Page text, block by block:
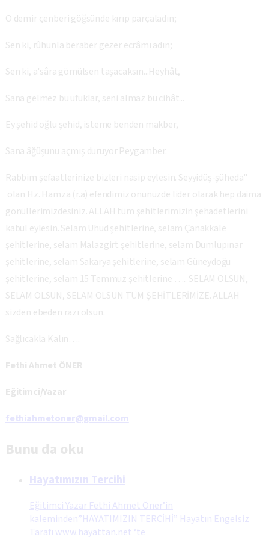
O demir çenberi göğsünde kırıp parçaladın;
Sen ki, rûhunla beraber gezer ecrâmı adın;
Sen ki, a'sâra gömülsen taşacaksın...Heyhât,
Sana gelmez bu ufuklar, seni almaz bu cihât...
Ey şehid oğlu şehid, isteme benden makber,
Sana âğûşunu açmış duruyor Peygamber.
Rabbim şefaatlerinize bizleri nasip eylesin. Seyyidüş-şüheda"
olan Hz. Hamza (r.a) efendimiz önünüzde lider olarak hep daima
gönüllerimizdesiniz. ALLAH tüm şehitlerimizin şehadetlerini
kabul eylesin. Selam Uhud şehitlerine, selam Çanakkale
şehitlerine, selam Malazgirt şehitlerine, selam Dumlupınar
şehitlerine, selam Sakarya şehitlerine, selam Güneydoğu
şehitlerine, selam 15 Temmuz şehitlerine ….. SELAM OLSUN,
SELAM OLSUN, SELAM OLSUN TÜM ŞEHİTLERİMİZE. ALLAH
sizden ebeden razı olsun.
Sağlıcakla Kalın….
Fethi Ahmet ÖNER
Eğitimci/Yazar
fethiahmetoner@gmail.com
Bunu da oku
Hayatımızın Tercihi
Eğitimci Yazar Fethi Ahmet Öner’in
kaleminden”HAYATIMIZIN TERCİHİ” Hayatın Engelsiz
Tarafı www.hayattan.net ‘te